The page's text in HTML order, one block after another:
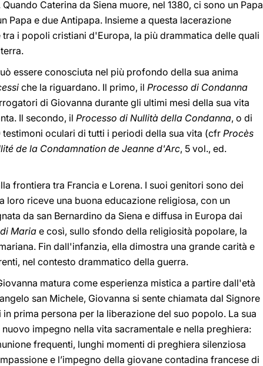
Caterina da Siena muore, nel 1380, ci sono un Papa
Papa e due Antipapa. Insieme a questa lacerazione
i popoli cristiani d'Europa, la più drammatica delle quali
essere conosciuta nel più profondo della sua anima
che la riguardano. Il primo, il Processo di Condanna
di Giovanna durante gli ultimi mesi della sua vita
Il secondo, il Processo di Nullità della Condanna, o di
oculari di tutti i periodi della sua vita (cfr Procès
de la Condamnation de Jeanne d'Arc, 5 vol., ed.
frontiera tra Francia e Lorena. I suoi genitori sono dei
riceve una buona educazione religiosa, con un
da san Bernardino da Siena e diffusa in Europa dai
Mariae così, sullo sfondo della religiosità popolare, la
Fin dall'infanzia, ella dimostra una grande carità e
nel contesto drammatico della guerra.
matura come esperienza mistica a partire dall'età
san Michele, Giovanna si sente chiamata dal Signore
prima persona per la liberazione del suo popolo. La sua
impegno nella vita sacramentale e nella preghiera:
frequenti, lunghi momenti di preghiera silenziosa
e l’impegno della giovane contadina francese di